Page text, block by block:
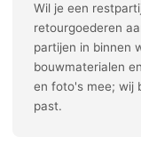
Wil je een
retourgoederen
partijen in binnen
bouwmaterialen
en foto's mee; wij
past.